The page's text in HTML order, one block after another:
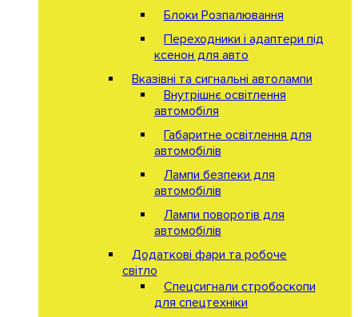
Блоки Розпалювання
Переходники і адаптери під
ксенон для авто
Вказівні та сигнальні автолампи
Внутрішнє освітлення
автомобіля
Габаритне освітлення для
автомобілів
Лампи безпеки для
автомобілів
Лампи поворотів для
автомобілів
Додаткові фари та робоче
світло
Спецсигнали стробоскопи
для спецтехніки